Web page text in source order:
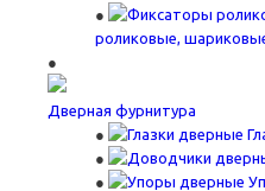
роликовые,
Дверная фурнитура